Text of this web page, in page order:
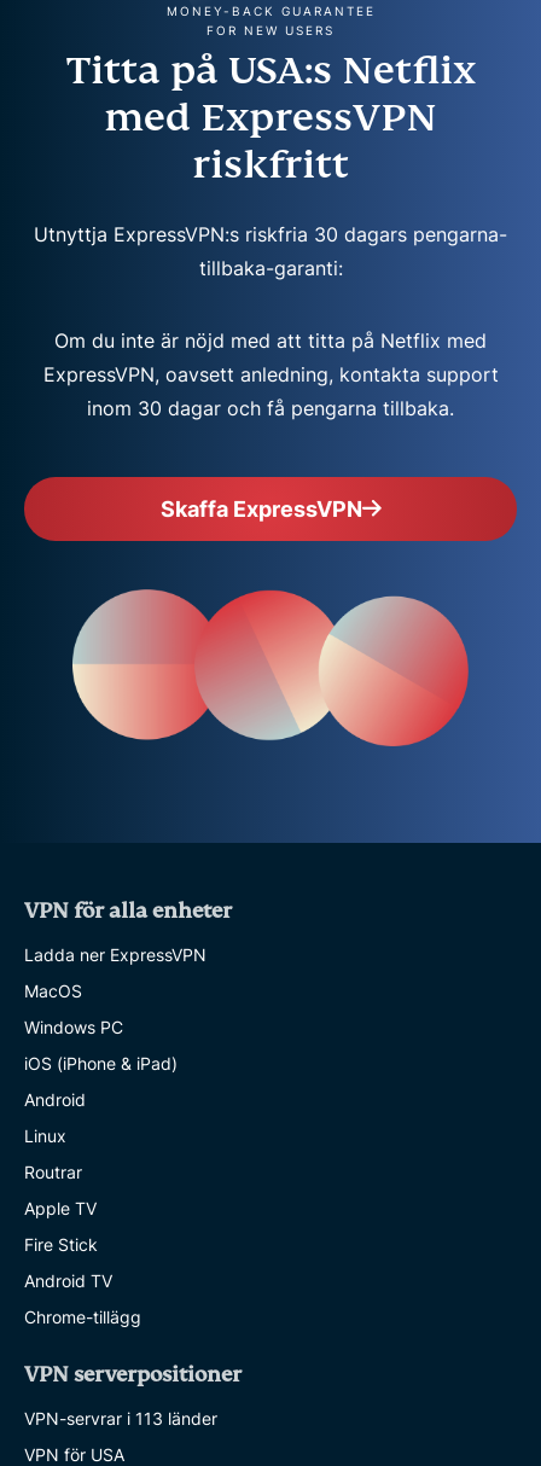
MONEY-BACK GUARANTEE
FOR NEW USERS
Titta på USA:s Netflix
med ExpressVPN
riskfritt
Utnyttja ExpressVPN:s riskfria 30 dagars pengarna-
tillbaka-garanti:
Om du inte är nöjd med att titta på Netflix med
ExpressVPN, oavsett anledning, kontakta support
inom 30 dagar och få pengarna tillbaka.
Skaffa ExpressVPN
VPN för alla enheter
Ladda ner ExpressVPN
MacOS
Windows PC
iOS (iPhone & iPad)
Android
Linux
Routrar
Apple TV
Fire Stick
Android TV
Chrome-tillägg
VPN serverpositioner
VPN-servrar i 113 länder
VPN för USA